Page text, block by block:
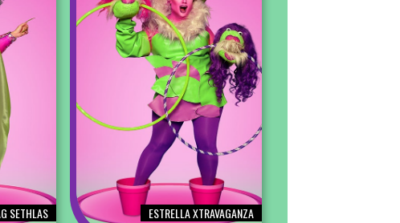
SETHLAS ESTRELLA XTRAVAGANZA